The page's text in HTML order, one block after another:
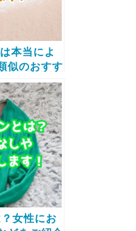
本当によ
似のおすす
します！
女性にお